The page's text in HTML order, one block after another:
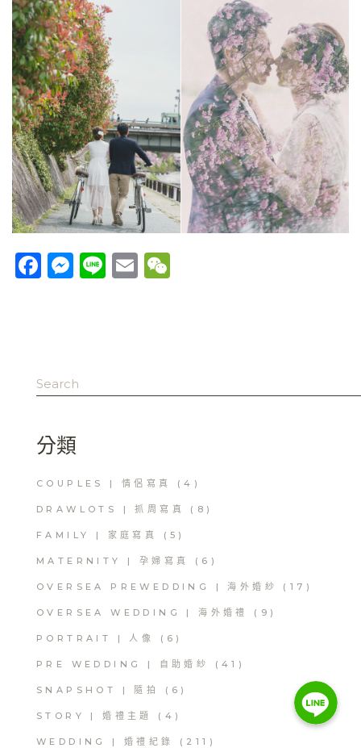
Facebook
Messenger
LineEmail
Search
for:
分類
COUPLES | 情侶寫真 (4)
DRAWLOTS | 抓周寫真 (8)
FAMILY | 家庭寫真 (5)
MATERNITY | 孕婦寫真 (6)
OVERSEA PREWEDDING | 海外婚紗 (17)
OVERSEA WEDDING | 海外婚禮 (9)
PORTRAIT | 人像 (6)
PRE WEDDING | 自助婚紗 (41)
SNAPSHOT | 隨拍 (6)
STORY | 婚禮主題 (4)
WEDDING | 婚禮紀錄 (211)
Line
Line